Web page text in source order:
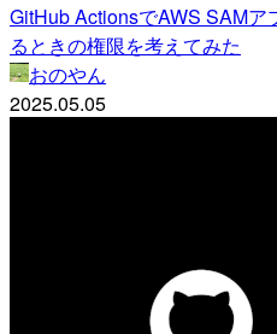
GitHub ActionsでAWS SAM
るときの権限を考えてみた
おのやん
2025.05.05